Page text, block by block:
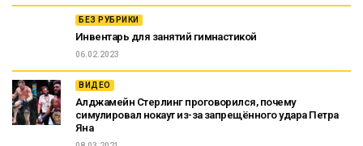
БЕЗ РУБРИКИ
Инвентарь для занятий гимнастикой
06.02.2023
ВИДЕО
Алджамейн Стерлинг проговорился, почему
симулировал нокаут из-за запрещённого удара Петра
Яна